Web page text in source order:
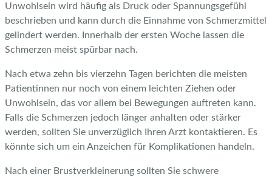
Unwohlsein wird häufig als Druck oder Spannungsgefühl
beschrieben und kann durch die Einnahme von Schmerzmittel
gelindert werden. Innerhalb der ersten Woche lassen die
Schmerzen meist spürbar nach.
Nach etwa zehn bis vierzehn Tagen berichten die meisten
Patientinnen nur noch von einem leichten Ziehen oder
Unwohlsein, das vor allem bei Bewegungen auftreten kann.
Falls die Schmerzen jedoch länger anhalten oder stärker
werden, sollten Sie unverzüglich Ihren Arzt kontaktieren. Es
könnte sich um ein Anzeichen für Komplikationen handeln.
Nach einer Brustverkleinerung sollten Sie schwere